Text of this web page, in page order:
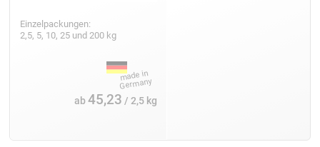
Einzelpackungen:
2,5, 5, 10, 25 und 200 kg
ab45,23 / 2,5 kg